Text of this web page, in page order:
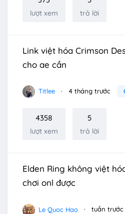
lượt xem trả lời
Link việt hóa Crimson
cho ae cần
Titlee 4 tháng trước
4358
lượt xem
5
trả lời
Elden Ring không việt
chơi onl được
Le Quoc Hao tuần trước